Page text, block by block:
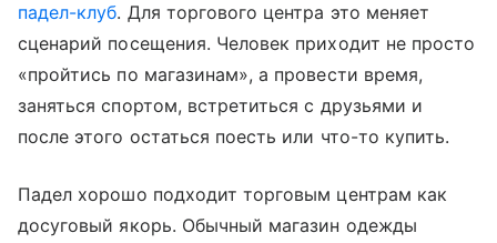
падел-клуб. Для торгового центра это меняет
сценарий посещения. Человек приходит не просто
«пройтись по магазинам», а провести время,
заняться спортом, встретиться с друзьями и
после этого остаться поесть или что-то купить.
Падел хорошо подходит торговым центрам как
досуговый якорь. Обычный магазин одежды